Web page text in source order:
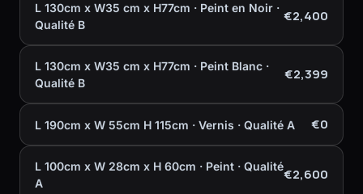
L 130cm x W35 cm x H77cm · Peint en Noir ·
Qualité B
€2,400
L 130cm x W35 cm x H77cm · Peint Blanc ·
Qualité B
€2,399
L 190cm x W 55cm H 115cm · Vernis · Qualité A €0
L 100cm x W 28cm x H 60cm · Peint · Qualité
A
€2,600